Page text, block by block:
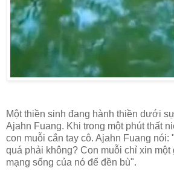
Một thiền sinh đang hành thiền dưới
Ajahn Fuang. Khi trong một phút thất
con muỗi cắn tay cô. Ajahn Fuang nói:
quá phải không? Con muỗi chỉ xin
mạng sống của nó để đền bù".